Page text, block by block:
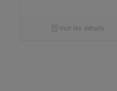
Voir les détails